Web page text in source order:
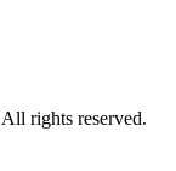
rights reserved.